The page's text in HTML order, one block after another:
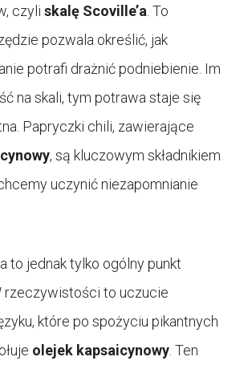
czyli skalę Scoville’a . To
pozwala określić, jak
potrafi drażnić podniebienie. Im
na skali, tym potrawa staje się
Papryczki chili, zawierające
, są kluczowym składnikiem
uczynić niezapomnianie
to jednak tylko ogólny punkt
rzeczywistości to uczucie
które po spożyciu pikantnych
olejek kapsaicynowy . Ten